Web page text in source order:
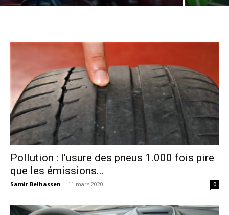
Pollution : l’usure des pneus 1.000 fois pire
que les émissions...
Samir Belhassen - 11 mars 2020 0